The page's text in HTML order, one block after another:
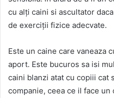
cu alți caini si ascultator
de exerciții fizice adecvate.
Este un caine care vaneaza
aport. Este bucuros sa isi
caini blanzi atat cu copiii cat
companie, ceea ce il face